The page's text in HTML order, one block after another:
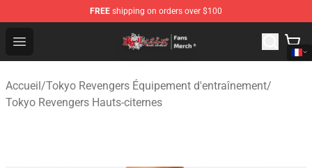
FREE shipping on orders over $100
Open menu
Tokyo Revengers Store - Official Tokyo Revengers
Accueil/Tokyo Revengers Équipement d'entraînement/
Tokyo Revengers Hauts-citernes